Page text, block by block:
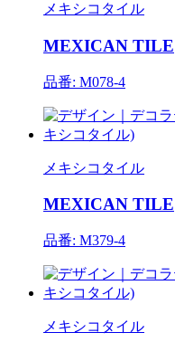
メキシコタイル
MEXICAN TILE
品番: M078-4
メキシコタイル
MEXICAN TILE
品番: M379-4
メキシコタイル